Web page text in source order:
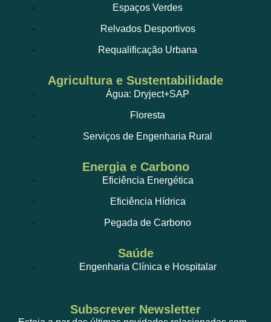
Espaços Verdes
Relvados Desportivos
Requalificação Urbana
Agricultura e Sustentabilidade
Água: Dryject+SAP
Floresta
Serviços de Engenharia Rural
Energia e Carbono
Eficiência Energética
Eficiência Hídrica
Pegada de Carbono
Saúde
Engenharia Clínica e Hospitalar
Subscrever Newsletter